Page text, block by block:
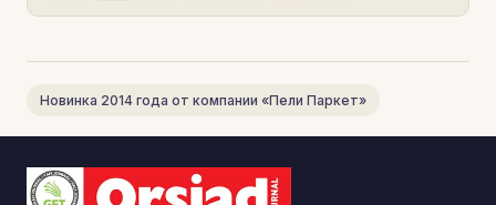
Новинка 2014 года от компании «Пели Паркет»